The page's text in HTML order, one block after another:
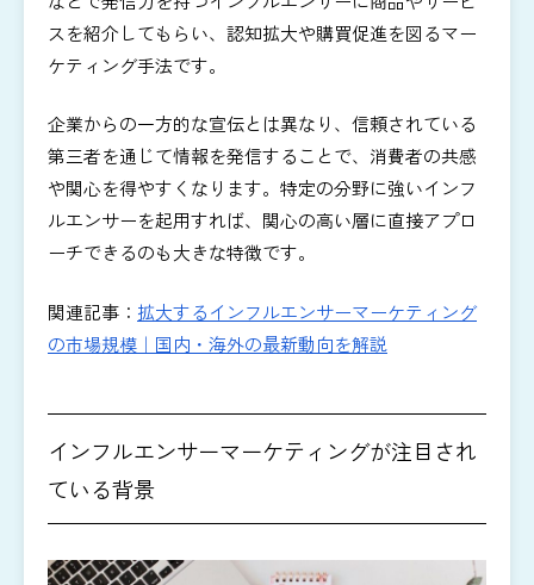
スを紹介してもらい、認知拡大や購買促進を図るマー
ケティング手法です。
企業からの一方的な宣伝とは異なり、信頼されている
第三者を通じて情報を発信することで、消費者の共感
や関心を得やすくなります。特定の分野に強いインフ
ルエンサーを起用すれば、関心の高い層に直接アプロ
ーチできるのも大きな特徴です。
関連記事： 拡大するインフルエンサーマーケティング
の市場規模｜国内・海外の最新動向を解説
インフルエンサーマーケティングが注目され
ている背景